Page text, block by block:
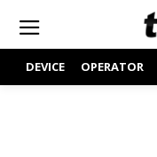
DEVICE OPERATOR